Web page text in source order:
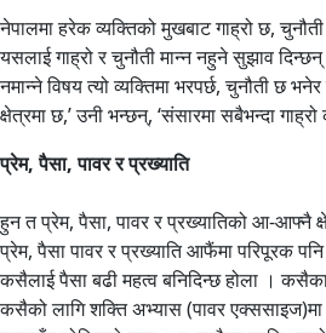
नेपालमा हरेक व्यक्तिको मुखबाट गाह्रो छ,
यसलाई गाह्रो र चुनौती मान्न नहुने सुझाव दिन्छन्
नमान्ने विषय त्यो व्यक्तिमा भरपर्छ, चुनौती छ
क्षेत्रमा छ,’ उनी भन्छन्, ‘संसारमा सबैभन्दा
प्रेम, पैसा, पावर र प्रख्याति
हुन त प्रेम, पैसा, पावर र प्रख्यातिको आ-आफ्नै
प्रेम, पैसा पावर र प्रख्याति आफैंमा परिपूरक
कसैलाई पैसा बढी महत्व बनिदिन्छ होला । कसैका
कसैको लागि शक्ति अभ्यास (पावर